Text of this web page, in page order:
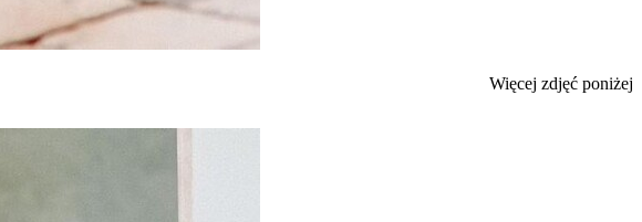
Więcej zdjęć poniżej